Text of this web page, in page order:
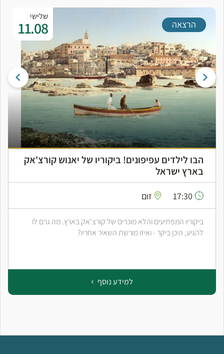
שלישי
11.08 הרצאה
הבו לילדים עפיפונים! ביקוריו של יאנוש קורצ'אק
בארץ ישראל
זום
ביקוריו המפתיעים והלא מוכרים של קורצ'אק בארץ. מה גרם לו
להגיע, היכן ביקר - ואיזו מורשת השאיר אחריו?
למידע נוסף